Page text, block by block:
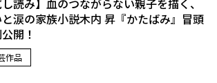
し読み】血のつながらない親子を描く、
涙の家族小説――木内 昇『かたばみ』冒頭
開！
作品